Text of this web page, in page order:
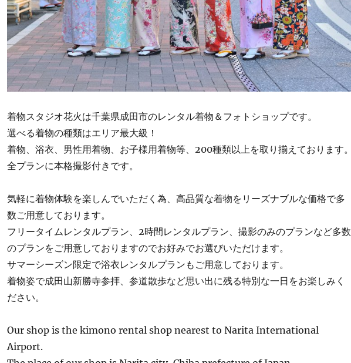
着物スタジオ花火は千葉県成田市のレンタル着物＆フォトショップです。
選べる着物の種類はエリア最大級！
着物、浴衣、男性用着物、お子様用着物等、200種類以上を取り揃えております。
全プランに本格撮影付きです。
気軽に着物体験を楽しんでいただく為、高品質な着物をリーズナブルな価格で多
数ご用意しております。
フリータイムレンタルプラン、2時間レンタルプラン、撮影のみのプランなど多数
のプランをご用意しておりますのでお好みでお選びいただけます。
サマーシーズン限定で浴衣レンタルプランもご用意しております。
着物姿で成田山新勝寺参拝、参道散歩など思い出に残る特別な一日をお楽しみく
ださい。
Our shop is the kimono rental shop nearest to Narita International
Airport.